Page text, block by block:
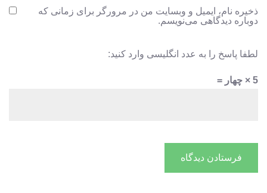
ذخیره نام، ایمیل و وبسایت من در مرورگر برای زمانی که
دوباره دیدگاهی می‌نویسم.
لطفا پاسخ را به عدد انگلیسی وارد کنید:
5 × چهار =